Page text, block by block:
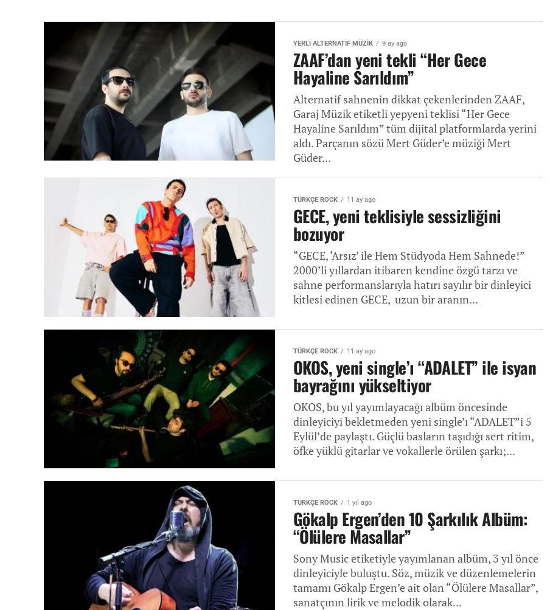
YERLİ ALTERNATİF MÜZİK 9 ay ago
ZAAF’dan yeni tekli “Her Gece
Hayaline Sarıldım”
Alternatif sahnenin dikkat çekenlerinden ZAAF,
Garaj Müzik etiketli yepyeni teklisi “Her Gece
Hayaline Sarıldım” tüm dijital platformlarda yerini
aldı. Parçanın sözü Mert Güder’e müziği Mert
Güder...
TÜRKÇE ROCK 11 ay ago
GECE, yeni teklisiyle sessizliğini
bozuyor
“GECE, ‘Arsız’ ile Hem Stüdyoda Hem Sahnede!”
2000’li yıllardan itibaren kendine özgü tarzı ve
sahne performanslarıyla hatırı sayılır bir dinleyici
kitlesi edinen GECE, uzun bir aranın...
TÜRKÇE ROCK 11 ay ago
OKOS, yeni single’ı “ADALET” ile isyan
bayrağını yükseltiyor
OKOS, bu yıl yayımlayacağı albüm öncesinde
dinleyiciyi bekletmeden yeni single’ı “ADALET”i 5
Eylül’de paylaştı. Güçlü basların taşıdığı sert ritim,
öfke yüklü gitarlar ve vokallerle örülen şarkı;...
TÜRKÇE ROCK 1 yıl ago
Gökalp Ergen’den 10 Şarkılık Albüm:
“Ölülere Masallar”
Sony Music etiketiyle yayımlanan albüm, 3 yıl önce
dinleyiciyle buluştu. Söz, müzik ve düzenlemelerin
tamamı Gökalp Ergen’e ait olan “Ölülere Masallar”,
sanatçının lirik ve melodik olarak...